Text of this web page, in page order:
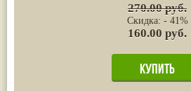
270.00 руб.
Скидка: - 41%
160.00 руб.